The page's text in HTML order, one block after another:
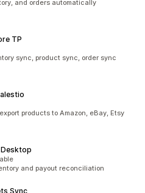
and orders automatically
TP
sync, product sync, order sync
products to Amazon, eBay, Etsy
and payout reconciliation
Sync